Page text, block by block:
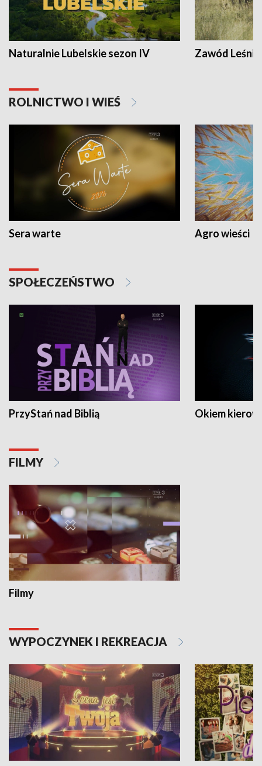
Naturalnie Lubelskie sezon IV Zawód Leśnik
ROLNICTWO I WIEŚ
Sera warte Agro wieści
SPOŁECZEŃSTWO
PrzyStań nad Biblią Okiem
FILMY
Filmy
WYPOCZYNEK I REKREACJA